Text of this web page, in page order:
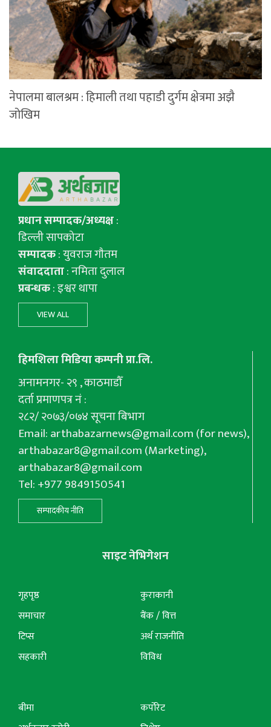
नेपालमा बालश्रम : हिमाली तथा पहाडी दुर्गम क्षेत्रमा अझै
जोखिम
प्रधान सम्पादक/अध्यक्ष:
डिल्ली सापकोटा
सम्पादक: युवराज गाैतम
संवाददाता: नमिता दुलाल
प्रबन्धक: इश्वर थापा
VIEW ALL
हिमशिला मिडिया कम्पनी प्रा.लि.
अनामनगर- २९ , काठमाडौँ
दर्ता प्रमाणपत्र नं :
२८२/ २०७३/०७४ सूचना बिभाग
Email:arthabazarnews@gmail.com(for news),
arthabazar8@gmail.com(Marketing),
arthabazar8@gmail.com
Tel: +977 9849150541
सम्पादकीय नीति
साइट नेभिगेशन
गृहपृष्ठ
समाचार
टिप्स
सहकारी
कुराकानी
बैंक / वित्त
अर्थ राजनीति
विविध
बीमा
कर्पोरेट